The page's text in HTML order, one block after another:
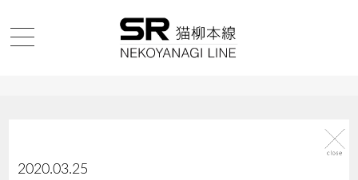
2020.03.25